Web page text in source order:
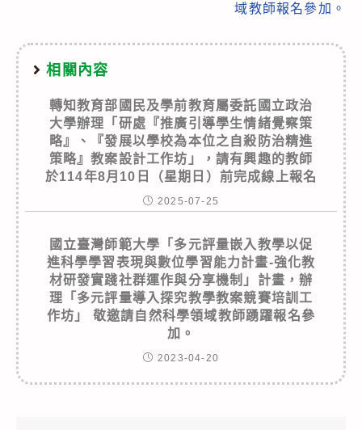
域教師報名參加。
相關內容
轉知教育部國民及學前教育屬委託國立政治
大學辦理「研處『推廣引導學生情緒覺察策
略』、『發展以學校為本位之自殺防治精進
策略』教案設計工作坊」，請有興趣的教師
於114年8月10日（星期日）前完成線上報名
2025-07-25
國立臺灣師範大學「多元評量嵌入教學以促
進科學學習表現與數位學習能力計畫-強化教
材研發實踐社群運作與分享機制」計畫，辦
理「多元評量導入探究教學教案競賽培訓工
作坊」 敬邀請自然科學領域教師踴躍報名參
加。
2023-04-20